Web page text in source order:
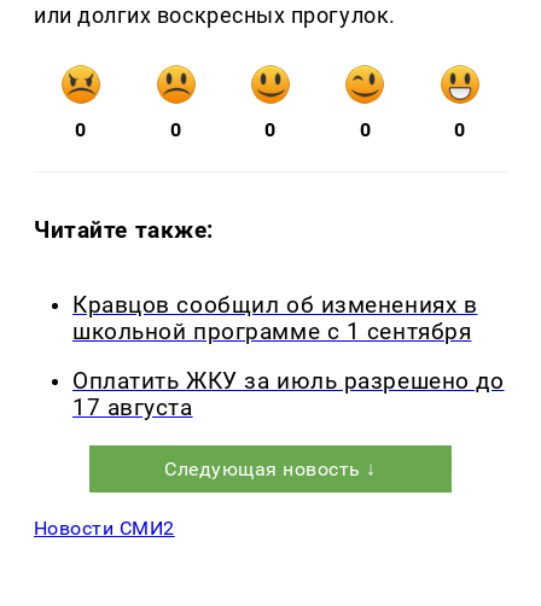
или долгих воскресных прогулок.
0 0 0 0 0
Читайте также:
Кравцов сообщил об изменениях в
школьной программе с 1 сентября
Оплатить ЖКУ за июль разрешено до
17 августа
Следующая новость ↓
Новости СМИ2